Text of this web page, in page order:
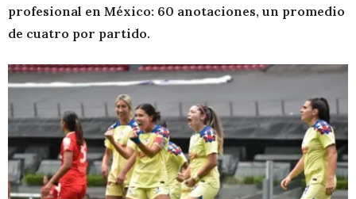
profesional en México: 60 anotaciones, un promedio
de cuatro por partido.